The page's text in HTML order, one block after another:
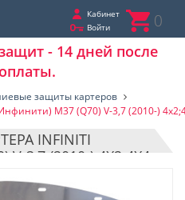
Кабинет
Войти
0
- 14 дней после
защиты картеров
M37 (Q70) V-3,7 (2010-)
INFINITI
3,7 (2010-) 4Х2;4Х4